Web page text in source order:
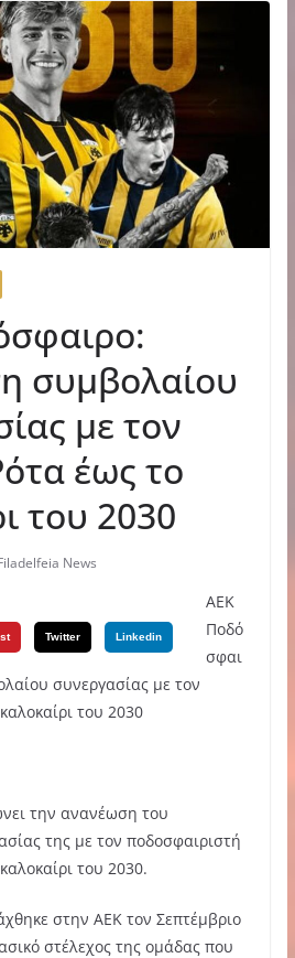
συμβολαίου
με τον
έως το
του 2030
News
Twitter Linkedin
ΑΕΚ
Ποδό
σφαι
συνεργασίας με τον
του 2030
την ανανέωση του
της με τον ποδοσφαιριστή
του 2030.
στην ΑΕΚ τον Σεπτέμβριο
στέλεχος της ομάδας που